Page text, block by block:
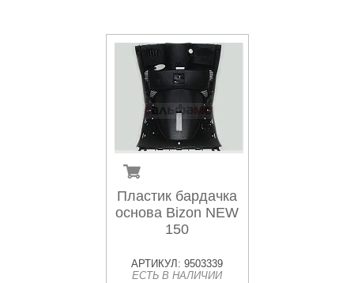
Пластик бардачка
основа Bizon NEW
150
АРТИКУЛ: 9503339
ЕСТЬ В НАЛИЧИИ